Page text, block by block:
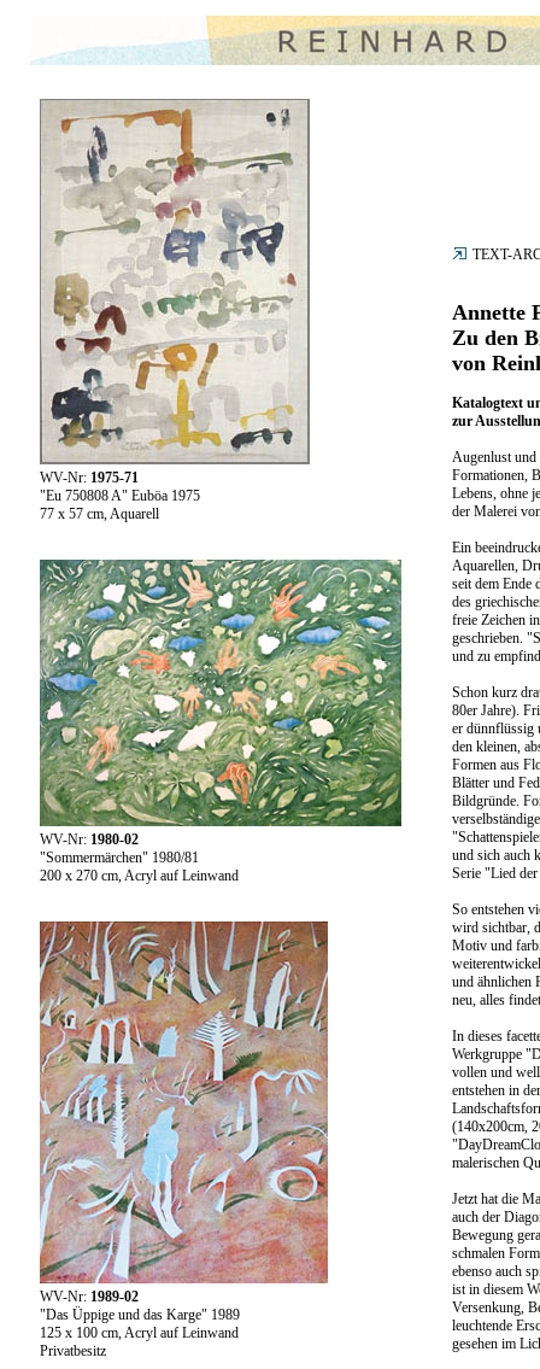
WV-Nr: 1975-71
"Eu 750808 A" Euböa 1975
77 x 57 cm, Aquarell
WV-Nr: 1980-02
"Sommermärchen" 1980/81
200 x 270 cm, Acryl auf Leinwand
WV-Nr: 1989-02
"Das Üppige und das Karge" 1989
125 x 100 cm, Acryl auf Leinwand
Privatbesitz
TEXT-
Annette
Zu den
von
Katalogtext
zur
Augenlust und
Formationen,
Lebens, ohne
der Malerei
Ein
Aquarellen,
seit dem Ende
des
freie Zeichen
geschrieben.
und zu
Schon kurz
80er Jahre).
er dünnflüssig
den kleinen,
Formen aus
Blätter und
Bildgründe.
und sich auch
Serie "Lied
So entstehen
wird sichtbar,
Motiv und
und ähnlichen
neu, alles
In dieses
Werkgruppe
vollen und
entstehen in
(140x200cm,
malerischen
Jetzt hat die
auch der
Bewegung
schmalen
ebenso auch
ist in diesem
Versenkung,
leuchtende
gesehen im